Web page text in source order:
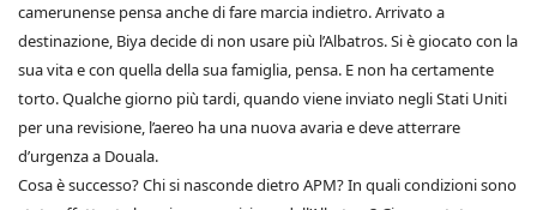
camerunense pensa anche di fare marcia indietro. Arrivato a
destinazione, Biya decide di non usare più l’Albatros. Si è giocato con la
sua vita e con quella della sua famiglia, pensa. E non ha certamente
torto. Qualche giorno più tardi, quando viene inviato negli Stati Uniti
per una revisione, l’aereo ha una nuova avaria e deve atterrare
d’urgenza a Douala.
Cosa è successo? Chi si nasconde dietro APM? In quali condizioni sono